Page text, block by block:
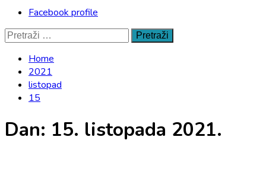
Facebook profile
Pretraži:
Home
2021
listopad
15
Dan: 15. listopada 2021.